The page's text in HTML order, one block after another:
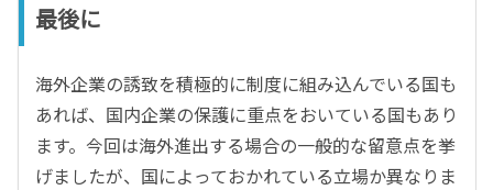
最後に
海外企業の誘致を積極的に制度に組み込んでいる国も
あれば、国内企業の保護に重点をおいている国もあり
ます。今回は海外進出する場合の一般的な留意点を挙
げましたが、国によっておかれている立場か異なりま